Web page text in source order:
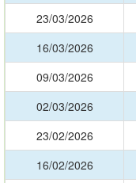
23/03/2026
16/03/2026
09/03/2026
02/03/2026
23/02/2026
16/02/2026